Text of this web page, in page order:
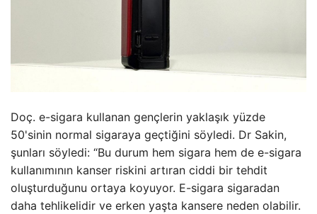
Doç. e-sigara kullanan gençlerin yaklaşık yüzde
50'sinin normal sigaraya geçtiğini söyledi. Dr Sakin,
şunları söyledi: “Bu durum hem sigara hem de e-sigara
kullanımının kanser riskini artıran ciddi bir tehdit
oluşturduğunu ortaya koyuyor. E-sigara sigaradan
daha tehlikelidir ve erken yaşta kansere neden olabilir.